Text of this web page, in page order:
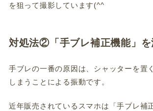
を狙って撮影しています(^^
対処法②「手ブレ補正機能」を
手ブレの一番の原因は、シャッターを置
しまうことによる振動です。
近年販売されているスマホは「手ブレ補